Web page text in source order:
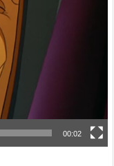
00:02